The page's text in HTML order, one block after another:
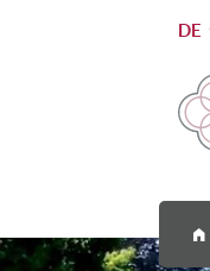
DE